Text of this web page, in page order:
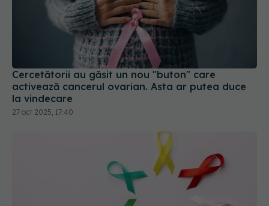
Cercetătorii au găsit un nou "buton" care
activează cancerul ovarian. Asta ar putea duce
la vindecare
27 oct 2025, 17:40